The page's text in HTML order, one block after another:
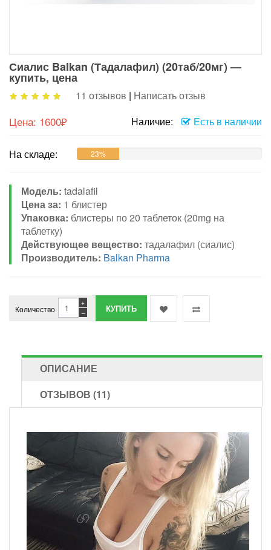
Сиалис Balkan (Тадалафил) (20таб/20мг) —
купить, цена
11 отзывов | Написать отзыв
Цена: 1600₽ Наличие: Есть в наличии
На складе: 23%
Модель: tadalafil
Цена за: 1 блистер
Упаковка: блистеры по 20 таблеток (20mg на
таблетку)
Действующее вещество: тадалафил (сиалис)
Производитель: Balkan Pharma
Количество −
+
ОПИСАНИЕ
ОТЗЫВОВ (11)